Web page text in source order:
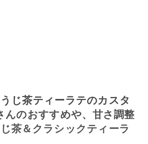
うじ茶ティーラテのカスタ
んのおすすめや、甘さ調整
茶＆クラシックティーラ